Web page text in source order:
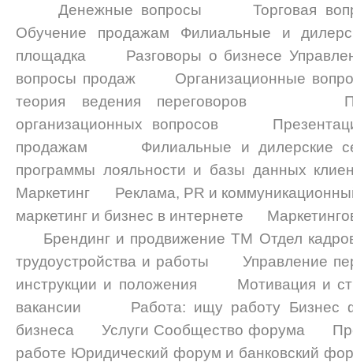
Денежные вопросы Торговая
Обучение продажам Филиальные и
площадка Разговоры о бизнесе
вопросы продаж Организационные
теория ведения переговоров
организационных вопросов
продажам Филиальные и дилерские
программы лояльности и базы данных
Маркетинг Реклама, PR и
маркетинг и бизнес в интернете
Брендинг и продвижение ТМ Отдел
трудоустройства и работы Управление
инструкции и положения Мотивация и
вакансии Работа: ищу работу Бизнес
бизнеса Услуги Сообщество форума
работе Юридический форум и банковский